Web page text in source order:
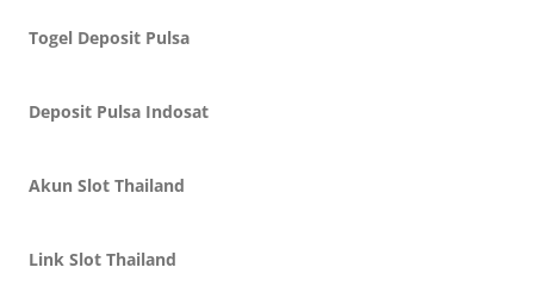
Togel Deposit Pulsa
Deposit Pulsa Indosat
Akun Slot Thailand
Link Slot Thailand